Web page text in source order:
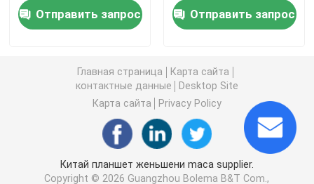
Женское повышение Gummies
Коллаген забеливая капсулу
Витамин Gummies биотина
Травяные таблетки
Отправить запрос
функциональность
таблетки силы
Отправить запрос
Главная страница
Карта сайта
контактные данные
Desktop Site
Карта сайта
Privacy Policy
Китай планшет женьшени maca supplier.
Copyright © 2026 Guangzhou Bolema B&T Com.,